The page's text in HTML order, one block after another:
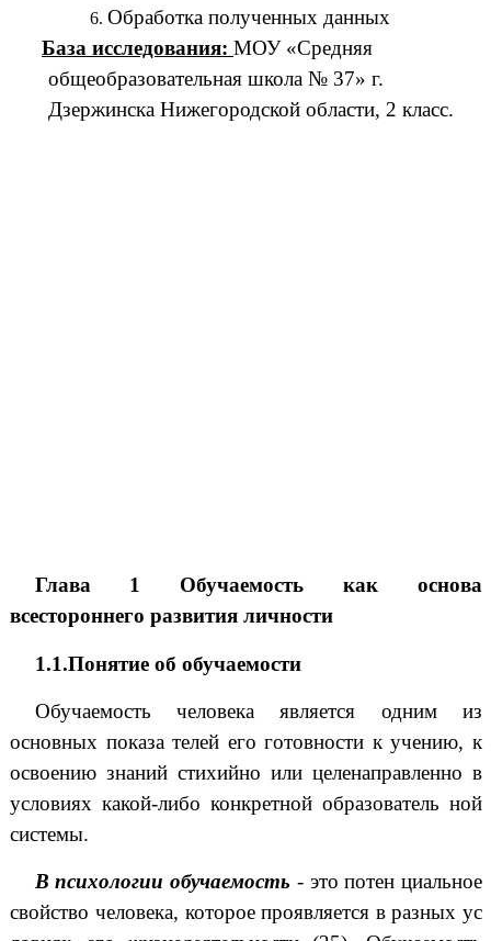
Обработка полученных данных
База исследования: МОУ «Средняя
общеобразовательная школа № 37» г.
Дзержинска Нижегородской области, 2 класс.
Глава 1 Обучаемость как основа
всестороннего развития личности
1.1.Понятие об обучаемости
Обучаемость человека является одним из
основных показа телей его готовности к учению, к
освоению знаний стихийно или целенаправленно в
условиях какой-либо конкретной образователь ной
системы.
В психологии обучаемость - это потен циальное
свойство человека, которое проявляется в разных ус